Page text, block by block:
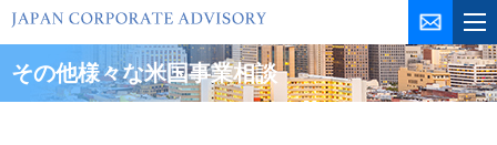
コ
その他様々な米国事業相談